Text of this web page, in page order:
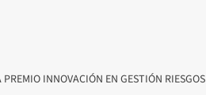
INNOVACIÓN EN GESTIÓN RIESGOS